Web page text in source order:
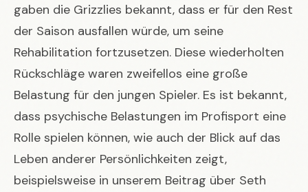
gaben die Grizzlies bekannt, dass er für den Rest
der Saison ausfallen würde, um seine
Rehabilitation fortzusetzen. Diese wiederholten
Rückschläge waren zweifellos eine große
Belastung für den jungen Spieler. Es ist bekannt,
dass psychische Belastungen im Profisport eine
Rolle spielen können, wie auch der Blick auf das
Leben anderer Persönlichkeiten zeigt,
beispielsweise in unserem Beitrag über Seth